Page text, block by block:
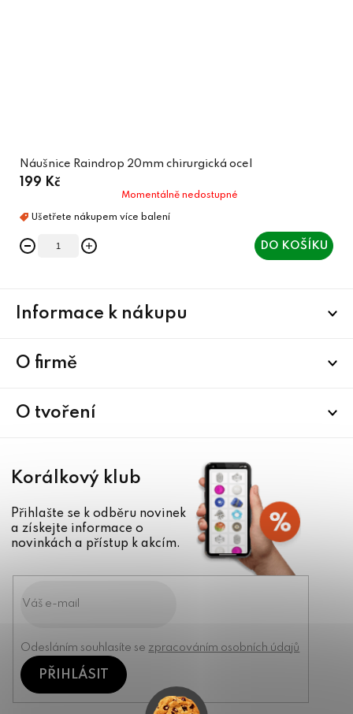
Náušnice Raindrop 20mm chirurgická ocel
199 Kč
Momentálně nedostupné
DO KOŠÍKU
Informace k nákupu
O firmě
O tvoření
Korálkový klub
Přihlašte se k odběru novinek
a získejte informace o
novinkách a přístup k akcím.
Odesláním souhlasíte se zpracováním osobních údajů
PŘIHLÁSIT